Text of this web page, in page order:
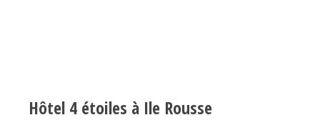
Hôtel 4 étoiles à Ile Rousse